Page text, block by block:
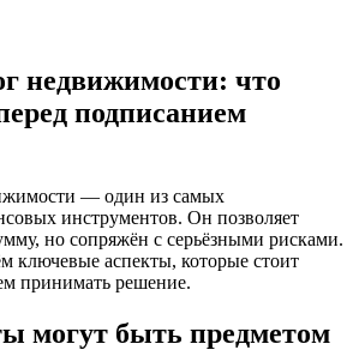
недвижимости: что
подписанием
— один из самых
инструментов. Он позволяет
но сопряжён с серьёзными рисками.
ключевые аспекты, которые стоит
принимать решение.
могут быть предметом